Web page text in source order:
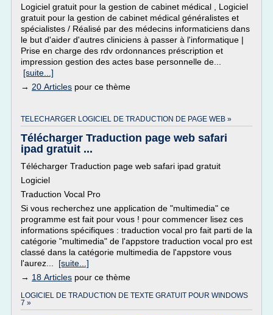
Logiciel gratuit pour la gestion de cabinet médical , Logiciel
gratuit pour la gestion de cabinet médical généralistes et
spécialistes / Réalisé par des médecins informaticiens dans
le but d'aider d'autres cliniciens à passer à l'informatique |
Prise en charge des rdv ordonnances préscription et
impression gestion des actes base personnelle de...
[suite...]
→ 20 Articles pour ce thème
TELECHARGER LOGICIEL DE TRADUCTION DE PAGE WEB »
Télécharger Traduction page web safari
ipad gratuit ...
Télécharger Traduction page web safari ipad gratuit
Logiciel
Traduction Vocal Pro
Si vous recherchez une application de "multimedia" ce
programme est fait pour vous ! pour commencer lisez ces
informations spécifiques : traduction vocal pro fait parti de la
catégorie "multimedia" de l'appstore traduction vocal pro est
classé dans la catégorie multimedia de l'appstore vous
l'aurez... [suite...]
→ 18 Articles pour ce thème
LOGICIEL DE TRADUCTION DE TEXTE GRATUIT POUR WINDOWS
7 »